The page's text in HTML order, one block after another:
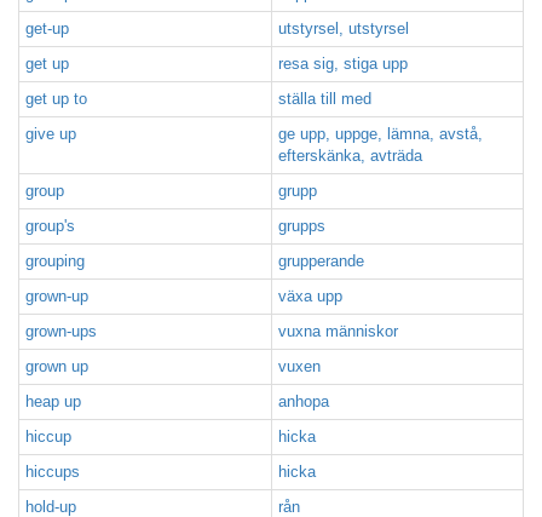
get-up
utstyrsel, utstyrsel
get up
resa sig, stiga upp
get up to
ställa till med
give up
ge upp, uppge, lämna, avstå,
efterskänka, avträda
group
grupp
group's
grupps
grouping
grupperande
grown-up
växa upp
grown-ups
vuxna människor
grown up
vuxen
heap up
anhopa
hiccup
hicka
hiccups
hicka
hold-up
rån